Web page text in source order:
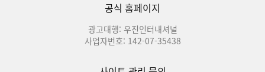
공식 홈페이지
광고대행: 우진인터내셔널
사업자번호: 142-07-35438